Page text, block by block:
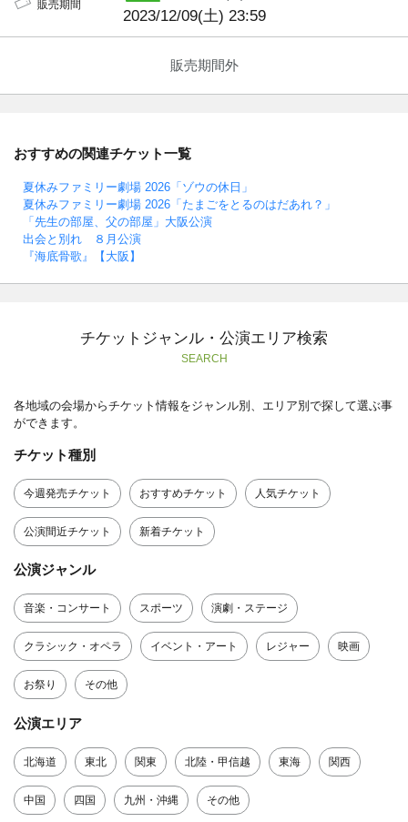
販売期間
2023/12/09(土) 23:59
販売期間外
おすすめの関連チケット一覧
夏休みファミリー劇場 2026「ゾウの休日」
夏休みファミリー劇場 2026「たまごをとるのはだあれ？」
「先生の部屋、父の部屋」大阪公演
出会と別れ ８月公演
『海底骨歌』【大阪】
チケットジャンル・公演エリア検索
SEARCH
各地域の会場からチケット情報をジャンル別、エリア別で探して選ぶ事
ができます。
チケット種別
今週発売チケット おすすめチケット 人気チケット
公演間近チケット 新着チケット
公演ジャンル
音楽・コンサート スポーツ 演劇・ステージ
クラシック・オペラ イベント・アート レジャー 映画
お祭り その他
公演エリア
北海道 東北 関東 北陸・甲信越 東海 関西
中国 四国 九州・沖縄 その他